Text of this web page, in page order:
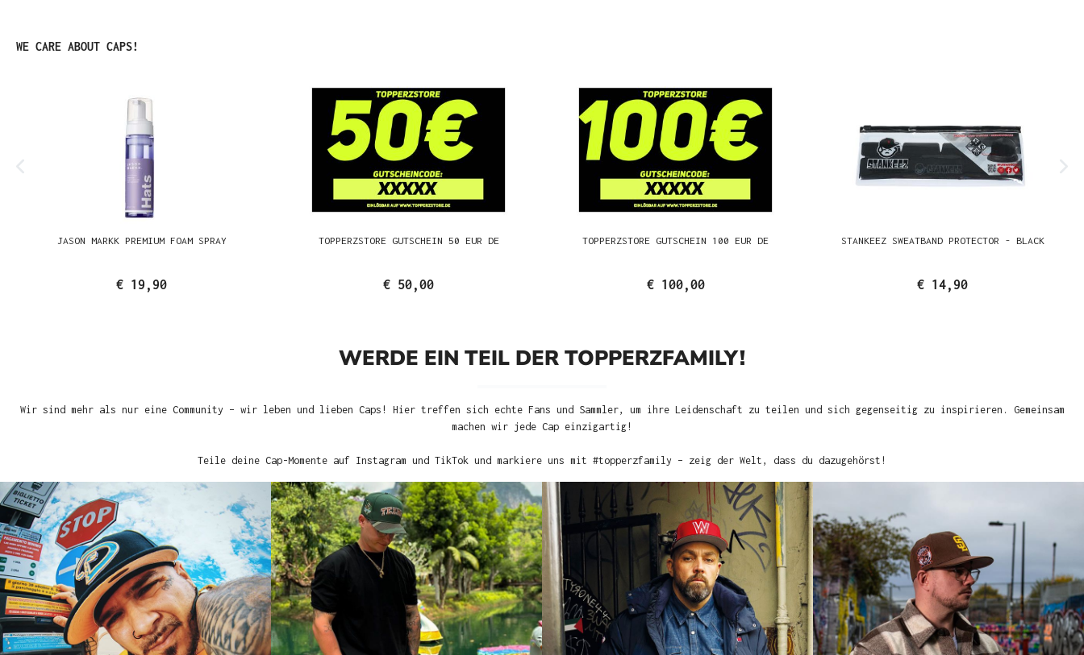
Produktgalerie überspringen
WE CARE ABOUT CAPS!
JASON MARKK PREMIUM FOAM SPRAY
€ 19,90
TOPPERZSTORE GUTSCHEIN 50 EUR DE
€ 50,00
TOPPERZSTORE GUTSCHEIN 100 EUR DE
€ 100,00
STANKEEZ SWEATBAND PROTECTOR - BLACK
€ 14,90
WERDE EIN TEIL DER TOPPERZFAMILY!
Wir sind mehr als nur eine Community – wir leben und lieben Caps! Hier treffen sich echte Fans und Sammler, um ihre Leidenschaft zu teilen und sich gegenseitig zu inspirieren. Gemeinsam
machen wir jede Cap einzigartig!
Teile deine Cap-Momente auf Instagram und TikTok und markiere uns mit #topperzfamily – zeig der Welt, dass du dazugehörst!